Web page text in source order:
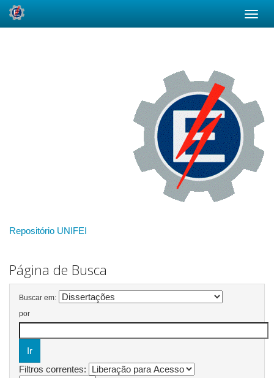
Repositório UNIFEI
Página de Busca
Buscar em:
por
Filtros correntes: